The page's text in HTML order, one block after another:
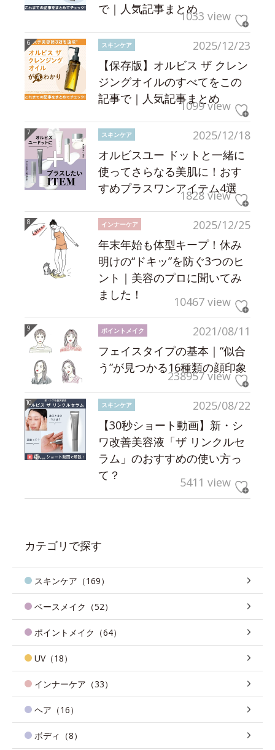
で｜人気記事まとめ1033 view
2025/12/23
スキンケア
【保存版】オルビス ザ クレン
ジングオイルのすべてをこの
記事で｜人気記事まとめ
1099 view
2025/12/18
スキンケア
オルビスユー ドットと一緒に
使ってさらなる美肌に！おす
すめプラスワンアイテム4選
1828 view
2025/12/25
インナーケア
年末年始も体型キープ！休み
明けの“ドキッ”を防ぐ3つのヒ
ント｜美容のプロに聞いてみ
ました！
10467 view
2021/08/11
ポイントメイク
フェイスタイプの基本｜“似合
う”が見つかる16種類の顔印象
238957 view
2025/08/22
スキンケア
【30秒ショート動画】新・シ
ワ改善美容液「ザ リンクルセ
ラム」のおすすめの使い方っ
て？
5411 view
カテゴリで探す
スキンケア（169）
ベースメイク（52）
ポイントメイク（64）
UV（18）
インナーケア（33）
ヘア（16）
ボディ（8）